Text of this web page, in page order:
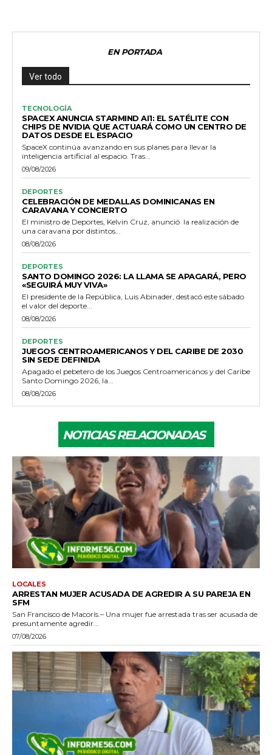
EN PORTADA
Ver todo
TECNOLOGÍA
SPACEX ANUNCIA STARMIND AI1: EL SATÉLITE CON
CHIPS DE NVIDIA QUE ACTUARÁ COMO UN CENTRO DE
DATOS DESDE EL ESPACIO
SpaceX continúa avanzando en sus planes para llevar la
inteligencia artificial al espacio. Tras...
09/08/2026
DEPORTES
CELEBRACIÓN DE MEDALLAS DOMINICANAS EN
CARAVANA Y CONCIERTO
El ministro de Deportes, Kelvin Cruz, anunció la realización de
una caravana por distintos...
08/08/2026
DEPORTES
SANTO DOMINGO 2026: LA LLAMA SE APAGARÁ, PERO
«SEGUIRÁ MUY VIVA»
El presidente de la República, Luis Abinader, destacó este sábado
el valor del deporte...
08/08/2026
DEPORTES
JUEGOS CENTROAMERICANOS Y DEL CARIBE DE 2030
SIN SEDE DEFINIDA
Apagado el pebetero de los Juegos Centroamericanos y del Caribe
Santo Domingo 2026, la...
08/08/2026
NOTICIAS RELACIONADAS
LOCALES
ARRESTAN MUJER ACUSADA DE AGREDIR A SU PAREJA EN
SFM
San Francisco de Macorís.– Una mujer fue arrestada tras ser acusada de
presuntamente agredir...
07/08/2026